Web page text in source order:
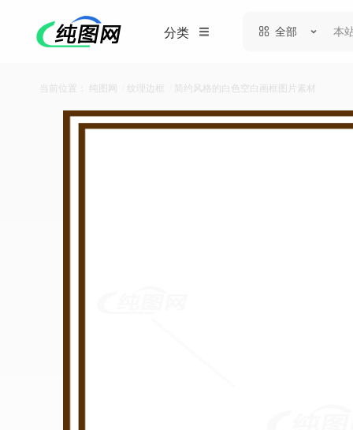
分类 全部
当前位置： 纯图网 纹理边框 简约风格的白色空白画框图片素材